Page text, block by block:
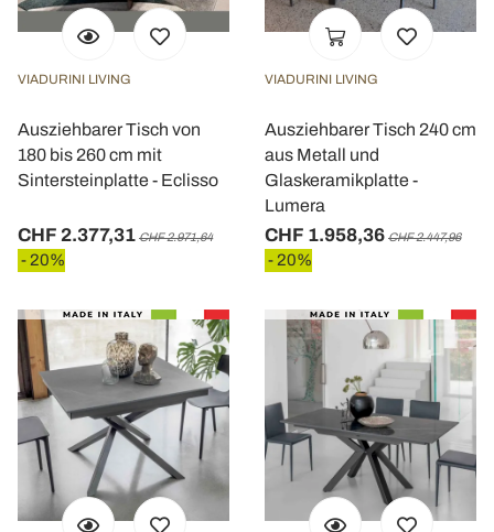
VIADURINI LIVING
Ausziehbarer Tisch von
180 bis 260 cm mit
Sintersteinplatte - Eclisso
CHF 2.377,31 CHF 2.971,64
- 20%
VIADURINI LIVING
Ausziehbarer Tisch 240 cm
aus Metall und
Glaskeramikplatte -
Lumera
CHF 1.958,36 CHF 2.447,96
- 20%